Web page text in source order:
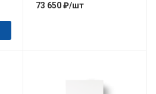
73 650₽/шт